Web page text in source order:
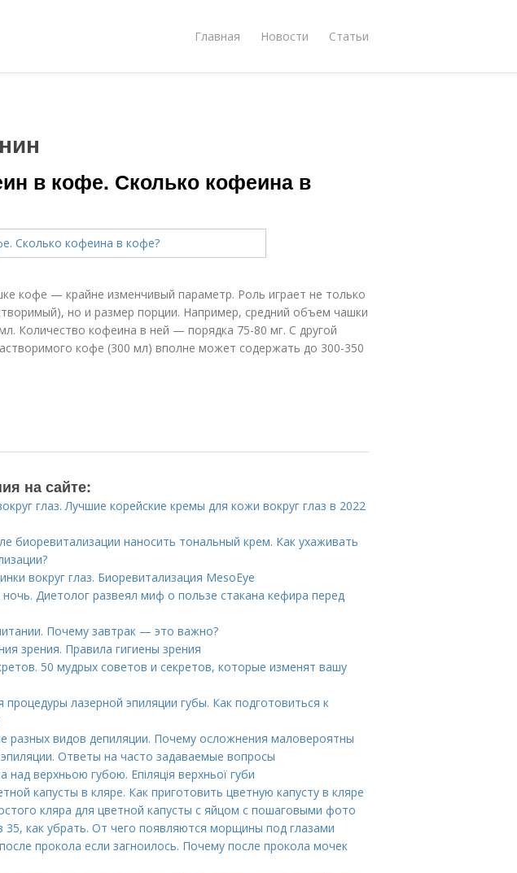
Главная Новости Статьи
в кофе. Сколько кофеина в
кофе — крайне изменчивый параметр. Роль играет не только
но и размер порции. Например, средний объем чашки
Количество кофеина в ней — порядка 75-80 мг. С другой
кофе (300 мл) вполне может содержать до 300-350
на сайте:
глаз. Лучшие корейские кремы для кожи вокруг глаз в 2022
биоревитализации наносить тональный крем. Как ухаживать
вокруг глаз. Биоревитализация MesoEye
Диетолог развеял миф о пользе стакана кефира перед
Почему завтрак — это важно?
зрения. Правила гигиены зрения
50 мудрых советов и секретов, которые изменят вашу
лазерной эпиляции губы. Как подготовиться к
разных видов депиляции. Почему осложнения маловероятны
Ответы на часто задаваемые вопросы
над верхньою губою. Епіляція верхньої губи
капусты в кляре. Как приготовить цветную капусту в кляре
кляра для цветной капусты с яйцом с пошаговыми фото
как убрать. От чего появляются морщины под глазами
прокола если загноилось. Почему после прокола мочек